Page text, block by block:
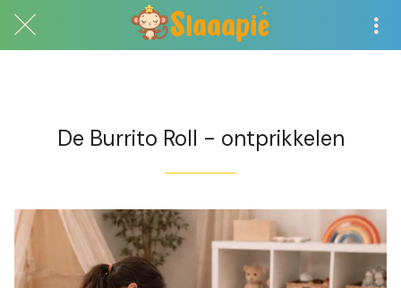
De Burrito Roll - ontprikkelen